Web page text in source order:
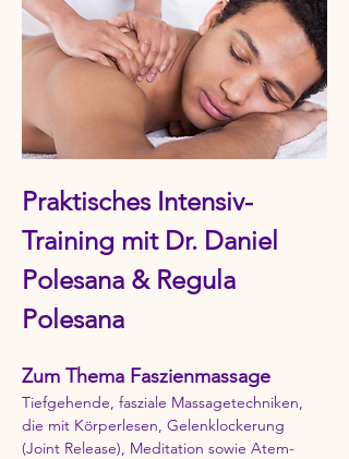
Praktisches Intensiv-
Training mit Dr. Daniel
Polesana & Regula
Polesana
Zum Thema Faszienmassage
Tiefgehende, fasziale Massagetechniken,
die mit Körperlesen, Gelenklockerung
(Joint Release), Meditation sowie Atem-